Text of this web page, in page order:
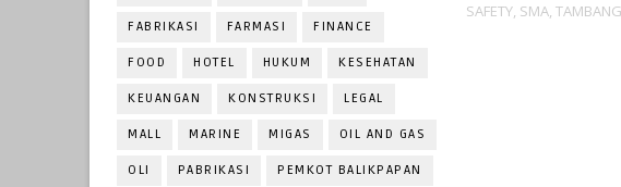
FABRIKASI FARMASI FINANCE
FOOD HOTEL HUKUM KESEHATAN
KEUANGAN KONSTRUKSI LEGAL
MALL MARINE MIGAS OIL AND GAS
OLI PABRIKASI PEMKOT BALIKPAPAN
SAFETY, SMA,